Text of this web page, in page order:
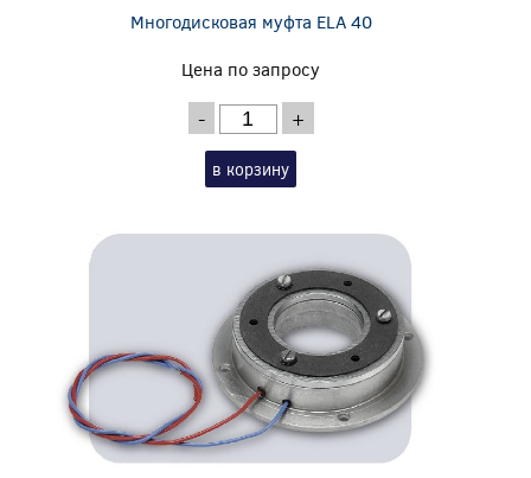
Многодисковая муфта ELA 40
Цена по запросу
- +
в корзину